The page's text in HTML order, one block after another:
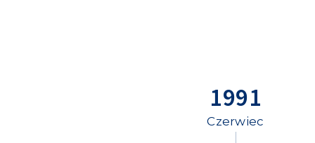
1991
Czerwiec